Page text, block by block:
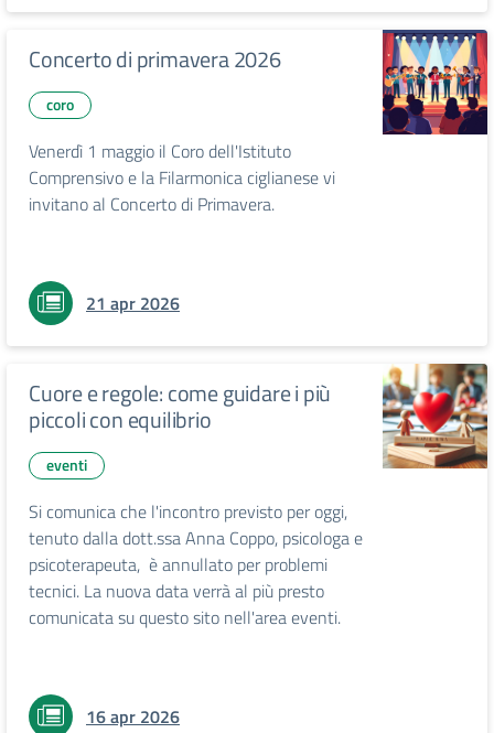
Concerto di primavera 2026
coro
Venerdì 1 maggio il Coro dell'Istituto
Comprensivo e la Filarmonica ciglianese vi
invitano al Concerto di Primavera.
21 apr 2026
Cuore e regole: come guidare i più
piccoli con equilibrio
eventi
Si comunica che l'incontro previsto per oggi,
tenuto dalla dott.ssa Anna Coppo, psicologa e
psicoterapeuta, è annullato per problemi
tecnici. La nuova data verrà al più presto
comunicata su questo sito nell'area eventi.
16 apr 2026